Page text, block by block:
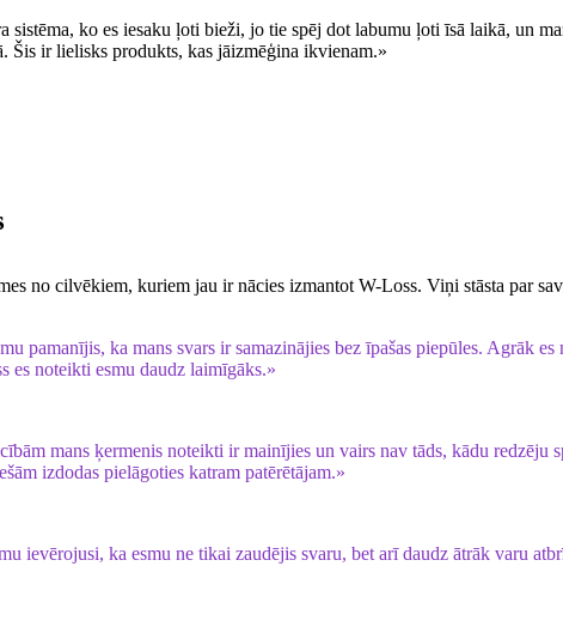
sistēma, ko es iesaku ļoti bieži, jo tie spēj dot labumu ļoti īsā laikā, un
Šis ir lielisks produkts, kas jāizmēģina ikvienam.»
no cilvēkiem, kuriem jau ir nācies izmantot W-Loss. Viņi stāsta par
pamanījis, ka mans svars ir samazinājies bez īpašas piepūles.
es noteikti esmu daudz laimīgāks.»
mans ķermenis noteikti ir mainījies un vairs nav tāds, kādu
izdodas pielāgoties katram patērētājam.»
ievērojusi, ka esmu ne tikai zaudējis svaru, bet arī daudz ātrāk varu